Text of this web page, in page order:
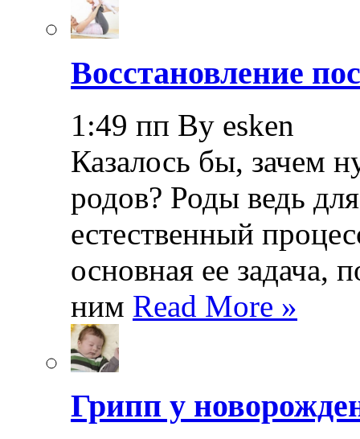
Восстановление
1:49 пп By esken
Казалось бы, зачем
родов? Роды ведь
естественный
основная ее задача,
ним Read More »
Грипп у